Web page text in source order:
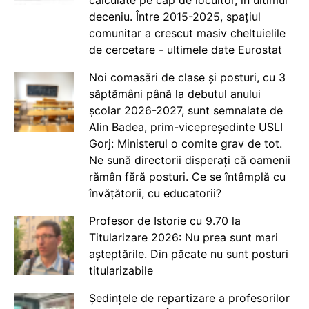
deceniu. Între 2015-2025, spațiul
comunitar a crescut masiv cheltuielile
de cercetare - ultimele date Eurostat
Noi comasări de clase și posturi, cu 3
săptămâni până la debutul anului
școlar 2026-2027, sunt semnalate de
Alin Badea, prim-vicepreședinte USLI
Gorj: Ministerul o comite grav de tot.
Ne sună directorii disperați că oamenii
rămân fără posturi. Ce se întâmplă cu
învățătorii, cu educatorii?
Profesor de Istorie cu 9.70 la
Titularizare 2026: Nu prea sunt mari
așteptările. Din păcate nu sunt posturi
titularizabile
Ședințele de repartizare a profesorilor